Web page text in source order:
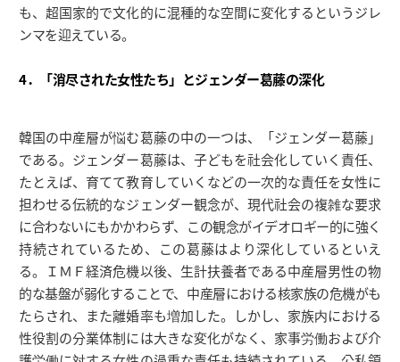
も、超国家的で文化的に混種的な空間に変化するというジレ
ンマを迎えている。
4．「消尽された女性たち」とジェンダー葛藤の深化
韓国の中産層が悩む葛藤の中の一つは、「ジェンダー葛藤」
である。ジェンダー葛藤は、子どもを社会化していく責任、
たとえば、育てて教育していくなどの一次的な責任を女性に
担わせる伝統的なジェンダー観念が、現代社会の複雑な要求
に合わないにもかかわらず、この観念がイデオロギー的に強く
持続されているため、この葛藤はより深化しているといえ
る。ＩＭＦ経済危機以後、生計扶養者である中産層男性の物
的な基盤が弱化することで、中産層における核家族の危機がも
たらされ、また離婚率も増加した。しかし、家族内における
性役割の分業体制には大きな変化がなく、家事労働および介